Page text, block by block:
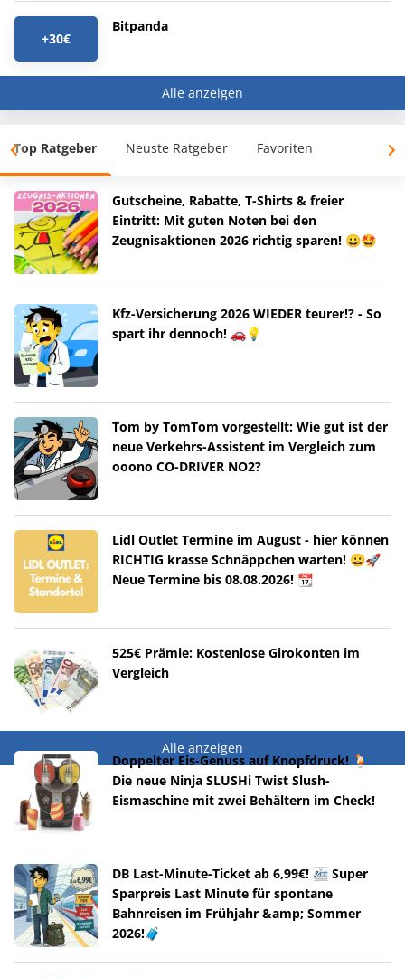
+30€
Bitpanda
Alle anzeigen
Top Ratgeber Neuste Ratgeber Favoriten
Gutscheine, Rabatte, T-Shirts & freier
Eintritt: Mit guten Noten bei den
Zeugnisaktionen 2026 richtig sparen! 😀🤩
Kfz-Versicherung 2026 WIEDER teurer!? - So
spart ihr dennoch! 🚗💡
Tom by TomTom vorgestellt: Wie gut ist der
neue Verkehrs-Assistent im Vergleich zum
ooono CO-DRIVER NO2?
Lidl Outlet Termine im August - hier können
RICHTIG krasse Schnäppchen warten! 😀🚀
Neue Termine bis 08.08.2026! 📆
525€ Prämie: Kostenlose Girokonten im
Vergleich
Alle anzeigen
Doppelter Eis-Genuss auf Knopfdruck! 🍹
Die neue Ninja SLUSHi Twist Slush-
Eismaschine mit zwei Behältern im Check!
DB Last-Minute-Ticket ab 6,99€! 🚈 Super
Sparpreis Last Minute für spontane
Bahnreisen im Frühjahr &amp; Sommer
2026!🧳